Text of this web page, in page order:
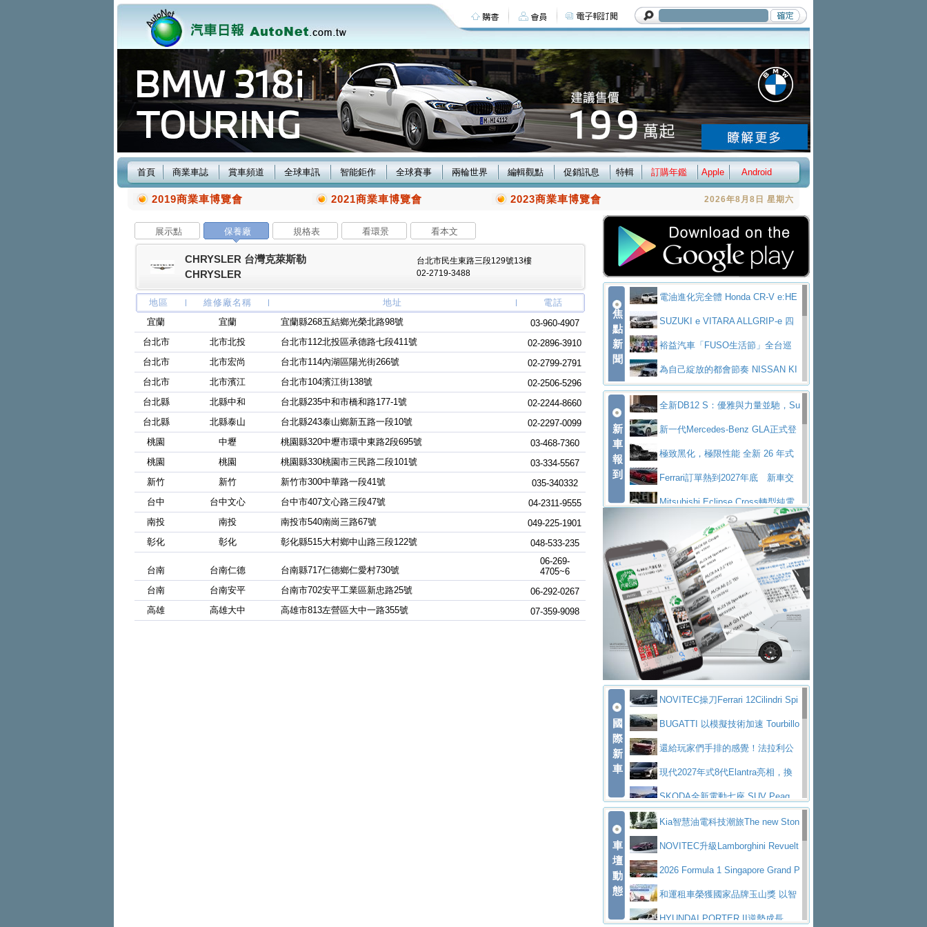
首頁 商業車誌 賞車頻道 全球車訊 智能鉅作 全球賽事 兩輪世界 編輯觀點 促銷訊息 特輯 訂購年鑑 Apple Android
2019商業車博覽會 2021商業車博覽會 2023商業車博覽會 2026年8月8日 星期六
展示點 保養廠 規格表 看環景 看本文
CHRYSLER 台灣克萊斯勒
CHRYSLER
台北市民生東路三段129號13樓
02-2719-3488
地區 維修廠名稱 地址
電話
宜蘭
宜蘭 宜蘭縣268五結鄉光榮北路98號
03-960-4907
台北市
北市北投 台北市112北投區承德路七段411號
02-2896-3910
台北市
北市宏尚 台北市114內湖區陽光街266號
02-2799-2791
台北市
北市濱江 台北市104濱江街138號
02-2506-5296
台北縣
北縣中和 台北縣235中和市橋和路177-1號
02-2244-8660
台北縣
北縣泰山 台北縣243泰山鄉新五路一段10號
02-2297-0099
桃園
中壢 桃園縣320中壢市環中東路2段695號
03-468-7360
桃園
桃園 桃園縣330桃園市三民路二段101號
03-334-5567
新竹
新竹 新竹市300中華路一段41號
035-340332
台中
台中文心 台中市407文心路三段47號
04-2311-9555
南投
南投 南投市540南崗三路67號
049-225-1901
彰化
彰化 彰化縣515大村鄉中山路三段122號 048-533-235
台南 台南仁德 台南縣717仁德鄉仁愛村730號
06-269-
4705~6
台南
台南安平 台南市702安平工業區新忠路25號
06-292-0267
高雄
高雄大中 高雄市813左營區大中一路355號 07-359-9098
焦
點
新
聞
電油進化完全體 Honda CR-V e:HE
V PrestigeSUZUKI e VITARA ALLGRIP-e 四
驅精神的純電新詮釋
裕益汽車「FUSO生活節」全台巡
迴 結合生活體驗、交通安全與購車優惠
為自己綻放的都會節奏 NISSAN KI
CKS SAKURA為品味獨具層峰買家打造的頂級座
駕，MAZDA CX-90 33T AWD Premium Ca
ptain Seat
EV
技的座駕! Ford Territory中型油電休旅
SO Super Great今日在台登場，結合先進安
ntis四品牌經銷權，全新多品牌旗艦展示中
心開幕啟用
屏東特搜大隊再添新利器 SITRAK
救助器材車買氣不衰、SUZUKI經銷商勇於開啟
全新大店，新北都鈴木占地500坪土城旗艦
展示中心開幕
2025第七屆ISUZU運轉職人挑戰賽
熱血登場 展現極致車技與專業職人精神
H2GP世界總決賽圓滿落幕 台灣團
隊表現精彩淨零減碳指標性應用 純電動水泥預
拌車 消防車除了滅火裝備還需要什麼？
一探SITRAK “準” 消防車的究竟
大益金龍初試啼聲，汽柴油5噸貨車
不是對手正宗年鑑2025年全球自動車年鑑1月
下旬問世！2024第六屆ISUZU運轉職人挑戰賽
首度前進南台灣熱烈開戰
豪華電能休旅新星 Audi Q4 Sportba
ck 55 e-tron S lineScania Taiwan 逆風而行，加深力
道投資布局
新
車
報
到
全新DB12 S：優雅與力量並馳，Su
per Tourer的顛峰之作
新一代Mercedes-Benz GLA正式登
場 續航最高657公里、支援320kW快充
極致黑化，極限性能 全新 26 年式
DEFENDER OCTA BLACK 限量登台
Ferrari訂單熱到2027年底 新車交
付至少得等一年以上
Mitsubishi Eclipse Cross轉型純電
休旅 87kWh電池續航超過600公里
全新BMW 318i Touring豪華旅行車
全台限量200台 進化現型
不等零關稅的紅利，Jeep品牌今日
起展開首批車交車
Volvo EX60 即將叩關，靜肅性、底
盤與數位介面搶先揭露
Audi Q9 將於 2026 年底上市 旗艦
大型 SUV 鎖定七人座豪華市場
BMW攜手漫威電影【蜘蛛人：重生
日】 Skoda 發表全新 Peaq 內裝：七人
座純電旗艦 SUV，行李廂最大可達 935 公
升
全新純電 Mercedes-Benz C 400 4
MATIC Electric 登場
奢華與科技大躍進，MAZDA全新3
代CX-5全方位進化提前亮相並展開預售94.9
萬起
馬自達公布 2027 年式 MX-5 更
新，新增 Yakudo 特別版
Skoda Peaq 發表全新電動動力系
統 最長續航逾 640 公里、支援雙向供電
BMW M2 首度導入 xDrive 四驅，
美國與瑞士需求成關鍵推手
The all-new T-Roc 魅力 自成焦點
Maserati GT2 Stradale「Tribute to
MC12」全球首度亮相
迎接 RANGE ROVER 品牌家族第
五位成員 全新 RANGE ROVER GT 預告登
場
造型華麗時尚、科技座艙再進化，P
eugeot 208小改款發表上市94.8萬起
國
際
新
車
NOVITEC操刀Ferrari 12Cilindri Spi
der 碳纖維空力、鍛造輪圈與Inconel排氣
上身
BUGATTI 以模擬技術加速 Tourbillo
n 動態開發還給玩家們手排的感覺！法拉利公
布12Cilidri Manaule手排超跑產品細節
現代2027年式8代Elantra亮相，換
裝更銳利的造型、更先進的資訊娛樂系統及
更高效的動力
SKODA全新電動七座 SUV Peaq
問世，擁有品牌史上最寬敞且豪華的座艙
AUDI推出首款高性能油電超跑Nuvo
lari，0到100公里加速2.6秒、極速350公里
／小時
百年三叉戟傳奇再啟程 Maserati 重
返 1000 Miglia 傳承競速榮耀
法拉利首款純電跑車Luce亮相，最
大馬力超過1000匹並具備530公里最大續航
里程
小車大空間、座艙科技更先進，SK
ODA發表全新純電跨界休旅Eipq祭平民化車
賓士AMG.EA專屬平台首作，Merc
車
壇
動
態
Kia智慧油電科技潮旅The new Ston
ic 1-7月累計銷量創歷史新高
NOVITEC升級Lamborghini Revuelt
o 綜效輸出增至1,048匹
2026 Formula 1 Singapore Grand P
rix 新加坡大獎賽 Audi 極速之旅開放報名
和運租車榮獲國家品牌玉山獎 以智
慧移動與綠能創新
HYUNDAI PORTER II逆勢成長，